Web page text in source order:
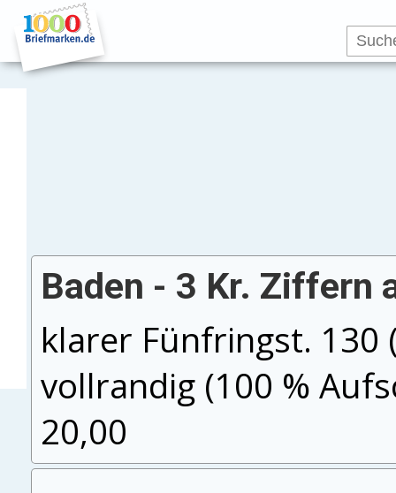
Baden - 3 Kr. Ziffern
klarer Fünfringst. 130
vollrandig (100 %
20,00